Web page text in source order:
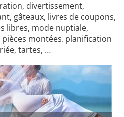
divertissement,
gâteaux, livres de coupons,
libres, mode nuptiale,
montées, planification
tartes, …